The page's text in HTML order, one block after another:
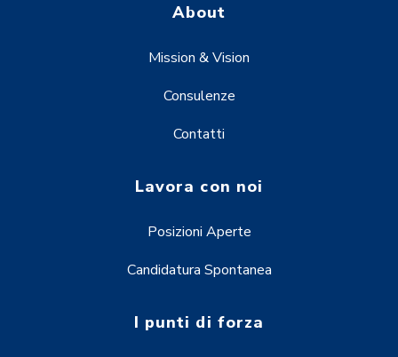
About
Mission & Vision
Consulenze
Contatti
Lavora con noi
Posizioni Aperte
Candidatura Spontanea
I punti di forza